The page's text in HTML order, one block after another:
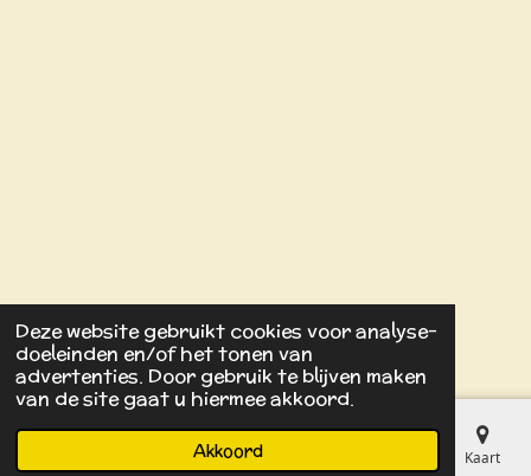
Deze website gebruikt cookies voor analyse-
doeleinden en/of het tonen van
advertenties. Door gebruik te blijven maken
van de site gaat u hiermee akkoord.
Akkoord
E-mailadres Kaart